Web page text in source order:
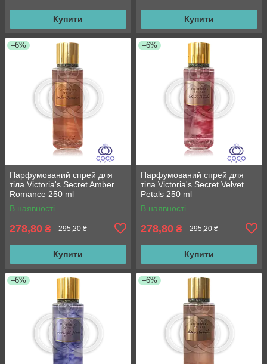
Купити Купити
–6%
Парфумований спрей для
тіла Victoria's Secret Amber
Romance 250 ml
В наявності
278,80 ₴ 295,20 ₴
Купити
–6%
Парфумований спрей для
тіла Victoria's Secret Velvet
Petals 250 ml
В наявності
278,80 ₴ 295,20 ₴
Купити
–6% –6%